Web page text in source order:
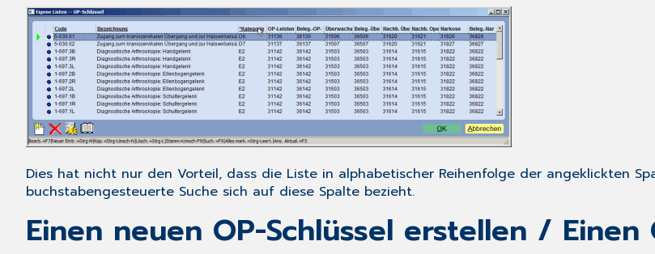
Dies hat nicht nur den Vorteil, dass die Liste in alphabetischer Reihenfolge der angeklickten
buchstabengesteuerte Suche sich auf diese Spalte bezieht.
Einen neuen OP-Schlüssel erstellen /